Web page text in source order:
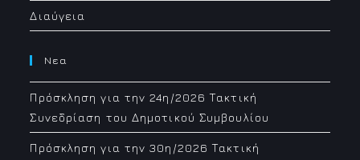
Διαύγεια
Νεα
Πρόσκληση για την 24η/2026 Τακτική
Συνεδρίαση του Δημοτικού Συμβουλίου
Πρόσκληση για την 30η/2026 Τακτική